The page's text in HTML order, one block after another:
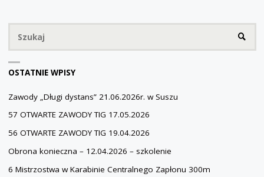
300M"
OSTATNIE WPISY
Zawody „Długi dystans” 21.06.2026r. w Suszu
57 OTWARTE ZAWODY TIG 17.05.2026
56 OTWARTE ZAWODY TIG 19.04.2026
Obrona konieczna – 12.04.2026 – szkolenie
6 Mistrzostwa w Karabinie Centralnego Zapłonu 300m